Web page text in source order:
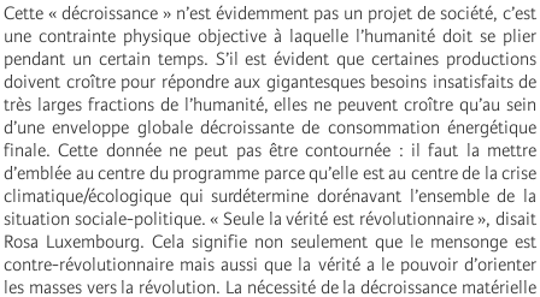
Cette « décroissance » n’est évidemment pas un projet de société, c’est
une contrainte physique objective à laquelle l’humanité doit se plier
pendant un certain temps. S’il est évident que certaines productions
doivent croître pour répondre aux gigantesques besoins insatisfaits de
très larges fractions de l’humanité, elles ne peuvent croître qu’au sein
d’une enveloppe globale décroissante de consommation énergétique
finale. Cette donnée ne peut pas être contournée : il faut la mettre
d’emblée au centre du programme parce qu’elle est au centre de la crise
climatique/écologique qui surdétermine dorénavant l’ensemble de la
situation sociale-politique. « Seule la vérité est révolutionnaire », disait
Rosa Luxembourg. Cela signifie non seulement que le mensonge est
contre-révolutionnaire mais aussi que la vérité a le pouvoir d’orienter
les masses vers la révolution. La nécessité de la décroissance matérielle